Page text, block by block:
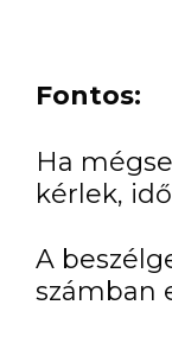
Fontos:
Ha
kérlek,
A
számban